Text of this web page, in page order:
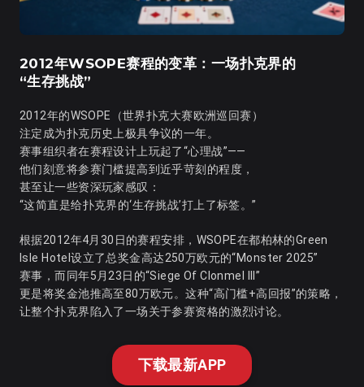
2012年WSOPE赛程的变革：一场扑克界的
“生存挑战”
2012年的WSOPE（世界扑克大赛欧洲巡回赛）
注定成为扑克历史上极具争议的一年。
赛事组织者在赛程设计上玩起了“心理战”——
他们刻意将参赛门槛提高到近乎苛刻的程度，
甚至让一些资深玩家感叹：
“这简直是给扑克界的‘生存挑战’打上了标签。”
根据2012年4月30日的赛程安排，WSOPE在都柏林的Green
Isle Hotel设立了总奖金高达250万欧元的“Monster 2025”
赛事，而同年5月23日的“Siege Of Clonmel III”
更是将奖金池推高至80万欧元。这种“高门槛+高回报”的策略，
让整个扑克界陷入了一场关于参赛资格的激烈讨论。
下载最新APP